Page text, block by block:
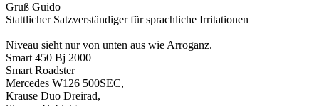
Gruß Guido
Stattlicher Satzverständiger für sprachliche Irritationen
Niveau sieht nur von unten aus wie Arroganz.
Smart 450 Bj 2000
Smart Roadster
Mercedes W126 500SEC,
Krause Duo Dreirad,